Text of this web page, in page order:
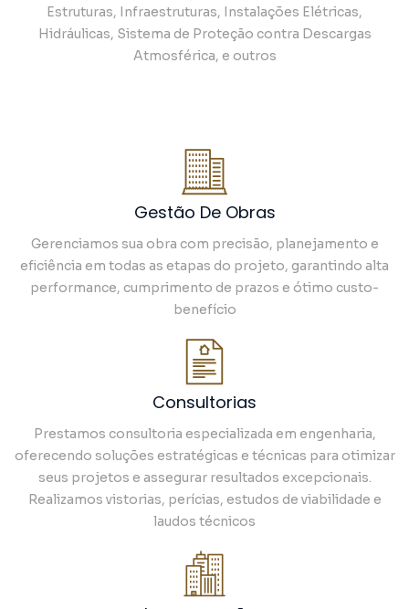
Estruturas, Infraestruturas, Instalações Elétricas,
Hidráulicas, Sistema de Proteção contra Descargas
Atmosférica, e outros
Gestão De Obras
Gerenciamos sua obra com precisão, planejamento e
eficiência em todas as etapas do projeto, garantindo alta
performance, cumprimento de prazos e ótimo custo-
benefício
Consultorias
Prestamos consultoria especializada em engenharia,
oferecendo soluções estratégicas e técnicas para otimizar
seus projetos e assegurar resultados excepcionais.
Realizamos vistorias, perícias, estudos de viabilidade e
laudos técnicos